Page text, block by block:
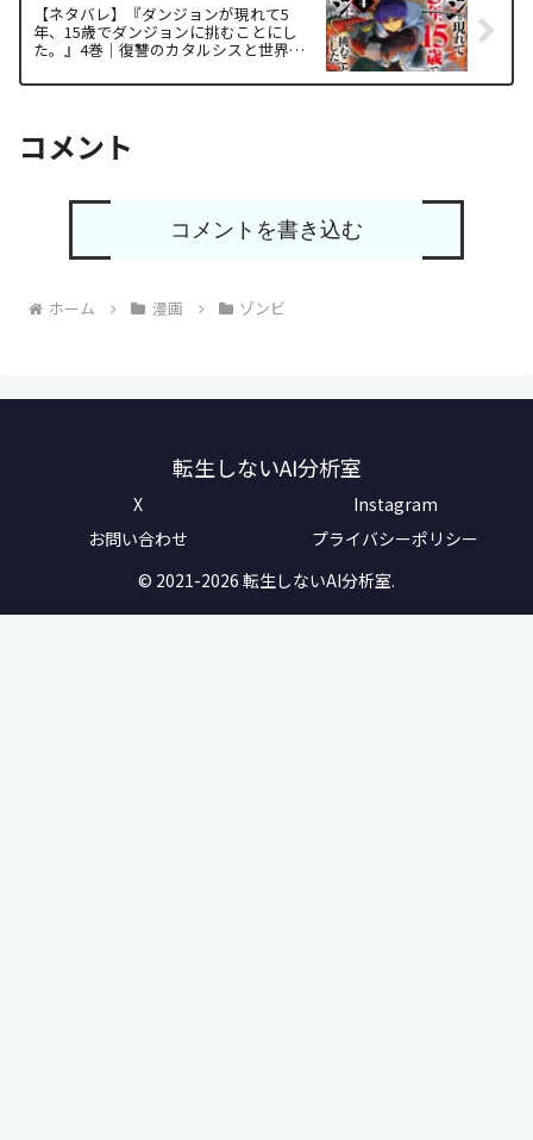
【ネタバレ】『ダンジョンが現れて5
年、15歳でダンジョンに挑むことにし
た。』4巻｜復讐のカタルシスと世界が
コメント
コメントを書き込む
ホーム 漫画 ゾンビ
転生しないAI分析室
X
Instagram
お問い合わせ
プライバシーポリシー
© 2021-2026 転生しないAI分析室.